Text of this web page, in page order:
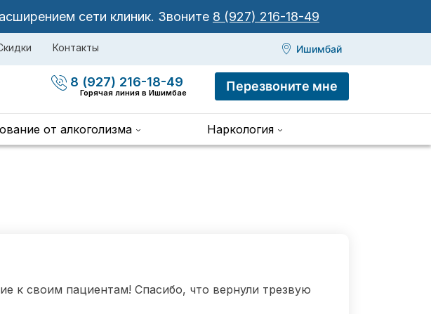
сети клиник. Звоните 8 (927) 216-18-49
Контакты Ишимбай
8 (927) 216-18-49
Горячая линия в Ишимбае Перезвоните мне
от алкоголизма Наркология
к своим пациентам! Спасибо, что вернули трезвую